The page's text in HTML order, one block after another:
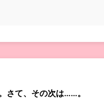
さて、その次は……。